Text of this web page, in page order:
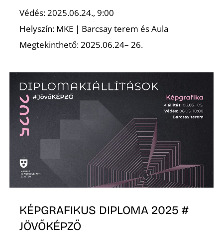
Védés: 2025.06.24., 9:00
Helyszín: MKE | Barcsay terem és Aula
Megtekinthető: 2025.06.24– 26.
KÉPGRAFIKUS DIPLOMA 2025 #
JÖVŐKÉPZŐ